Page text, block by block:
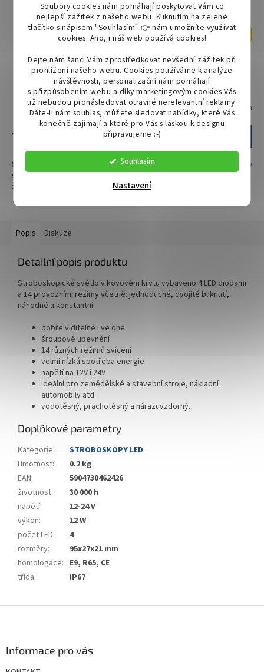
Soubory cookies nám pomáhají poskytovat Vám co
nejlepší zážitek z našeho webu. Kliknutím na zelené
tlačítko s nápisem "Souhlasím" 👉 nám umožníte využívat
cookies. Ano, i náš web používá cookies!
Dejte nám šanci Vám zprostředkovat nevšední zážitek při
prohlížení našeho webu. Cookies používáme k analýze
návštěvnosti, personalizační nám pomáhají
s přizpůsobením webu a díky marketingovým cookies Vás
už nebudou pronásledovat otravné nerelevantní reklamy.
Dáte-li nám souhlas, můžete sledovat nabídky, které Vás
konečně zajímají a které pro Vás s láskou k designu
připravujeme :-)
Souhlasím
Nastavení
359 Kč
Spínač a synchronizátor (2v1) pro stroboskopy (TT.A.80)
Skladem
199 Kč
Synchronizátor zábleskové lampy. Spínač a synchronizátor (2v1) pro
stroboskopy. Spínač pro zábleskové světla. Kabel má také funkci
změny režimu svícení. Možnost kombinovat...
Popis Diskuze
Detailní popis produktu
Stroboskopické světlo v kovovém krytu vybaveno 4 LED diodami
a 14 provozními režimy včetně: jednoduché, dvojité bliknutí,
náhodné a konstantní.
dobře viditelné i ve dne
šroubové upevnění
14 různých režimů svícení
velmi nízká spotřeba energie
napětí na 12V i 24V
ideální pro zemědělské a stavební stroje, nákladní
automobily atd.
vodotěsný, prachotěsný a nárazuvzdorný.
Doplňkové parametry
Kategorie:
STROBOSKOPY LED
Hmotnost:
0.2 kg
EAN:
5904730462426
životnost:
30 000 h
napětí:
12-24 V
výkon:
12 W
počet LED:
4
rozměry:
95x27x21 mm
homologace: E9, R65, CE
třída: IP67
Informace pro vás